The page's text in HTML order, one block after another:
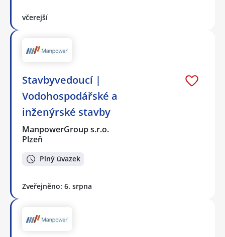
včerejší
Stavbyvedoucí |
Vodohospodářské a
inženýrské stavby
ManpowerGroup s.r.o.
Plzeň
Plný úvazek
Zveřejněno: 6. srpna